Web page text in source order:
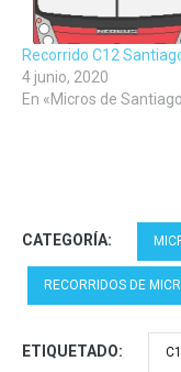
Recorrido C12
4 junio, 2020
En «Micros de
CATEGORÍA:
RECORRIDOS DE
ETIQUETADO: